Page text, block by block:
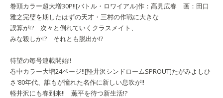
巻頭カラー超大増30P!![バトル・ロワイアル]作：高見広春 画：田口
雅之完璧を期したはずの天才・三村の作戦に大きな
誤算が!? 次々と倒れていくクラスメイト、
みな殺しか!? それとも脱出か!?
待望の毎号連載開始!!
巻中カラー大増24ページ!![軽井沢シンドロームSPROUT]たがみよしひ
さ '80年代、誰もが憧れた名作に新しい息吹が!!
軽井沢にも春到来!! 薫平を待つ新生活!?